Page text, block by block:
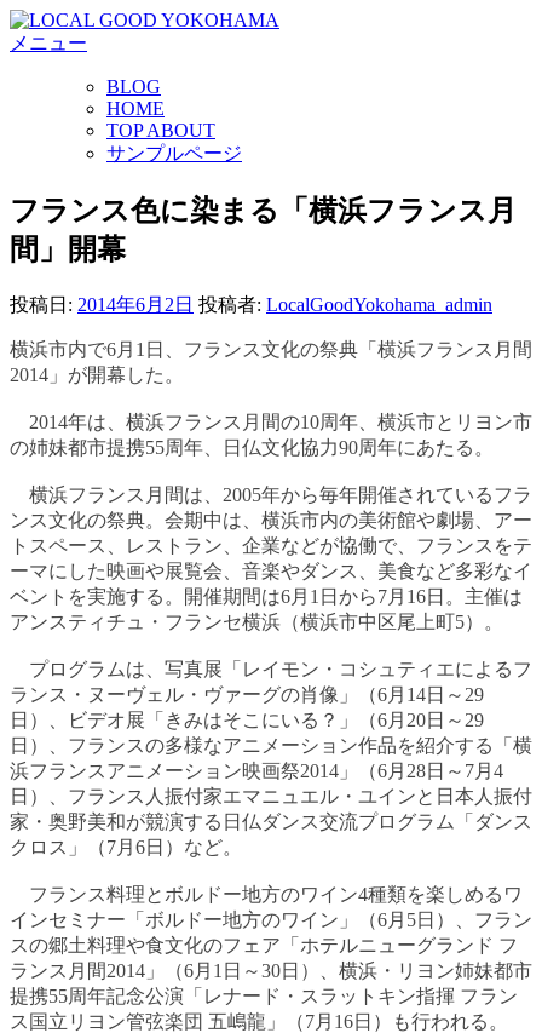
コ
ン
キ
ッ
プ
メニュー
BLOG
HOME
TOP ABOUT
サンプルページ
フランス色に染まる「横浜フランス月
間」開幕
投稿日: 2014年6月2日 投稿者: LocalGoodYokohama_admin
横浜市内で6月1日、フランス文化の祭典「横浜フランス月間
2014」が開幕した。
2014年は、横浜フランス月間の10周年、横浜市とリヨン市
の姉妹都市提携55周年、日仏文化協力90周年にあたる。
横浜フランス月間は、2005年から毎年開催されているフラ
ンス文化の祭典。会期中は、横浜市内の美術館や劇場、アー
トスペース、レストラン、企業などが協働で、フランスをテ
ーマにした映画や展覧会、音楽やダンス、美食など多彩なイ
ベントを実施する。開催期間は6月1日から7月16日。主催は
アンスティチュ・フランセ横浜（横浜市中区尾上町5）。
プログラムは、写真展「レイモン・コシュティエによるフ
ランス・ヌーヴェル・ヴァーグの肖像」（6月14日～29
日）、ビデオ展「きみはそこにいる？」（6月20日～29
日）、フランスの多様なアニメーション作品を紹介する「横
浜フランスアニメーション映画祭2014」（6月28日～7月4
日）、フランス人振付家エマニュエル・ユインと日本人振付
家・奥野美和が競演する日仏ダンス交流プログラム「ダンス
クロス」（7月6日）など。
フランス料理とボルドー地方のワイン4種類を楽しめるワ
インセミナー「ボルドー地方のワイン」（6月5日）、フラン
スの郷土料理や食文化のフェア「ホテルニューグランド フ
ランス月間2014」（6月1日～30日）、横浜・リヨン姉妹都市
提携55周年記念公演「レナード・スラットキン指揮 フラン
ス国立リヨン管弦楽団 五嶋龍」（7月16日）も行われる。